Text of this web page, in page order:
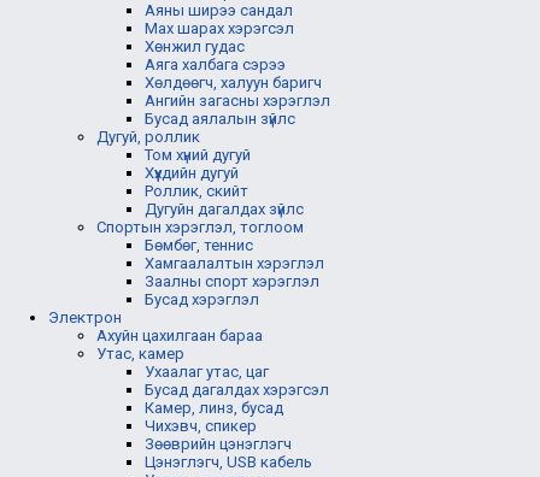
Аяны ширээ сандал
Мах шарах хэрэгсэл
Хөнжил гудас
Аяга халбага сэрээ
Хөлдөөгч, халуун баригч
Ангийн загасны хэрэглэл
Бусад аялалын зүйлс
Дугуй, роллик
Том хүний дугуй
Хүүхдийн дугуй
Роллик, скийт
Дугуйн дагалдах зүйлс
Спортын хэрэглэл, тоглоом
Бөмбөг, теннис
Хамгаалалтын хэрэглэл
Заалны спорт хэрэглэл
Бусад хэрэглэл
Электрон
Ахуйн цахилгаан бараа
Утас, камер
Ухаалаг утас, цаг
Бусад дагалдах хэрэгсэл
Камер, линз, бусад
Чихэвч, спикер
Зөөврийн цэнэглэгч
Цэнэглэгч, USB кабель